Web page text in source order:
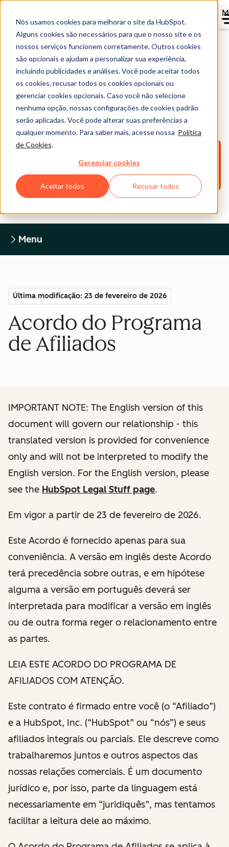
Nós usamos cookies para melhorar o site da HubSpot.
Alguns cookies são necessários para que o nosso site e os
nossos serviços funcionem corretamente. Outros cookies
são opcionais e ajudam a personalizar sua experiência,
incluindo publicidades e análises. Você pode aceitar todos
os cookies, recusar todos os cookies opcionais ou
gerenciar cookies opcionais. Caso você não selecione
nenhuma opção, nossas configurações de cookies padrão
serão aplicadas. Você pode alterar suas preferências a
qualquer momento. Para saber mais, acesse nossa Política
de Cookies.
Gerenciar cookies
Aceitar todos Recusar todos
Central Jurídica
ACORDO DO PROGRAMA DE
AFILIADOS
recursos jurídicos
Menu
Última modificação: 23 de fevereiro de 2026
Acordo do Programa
de Afiliados
IMPORTANT NOTE: The English version of this
document will govern our relationship - this
translated version is provided for convenience
only and will not be interpreted to modify the
English version. For the English version, please
see the HubSpot Legal Stuff page.
Em vigor a partir de 23 de fevereiro de 2026.
Este Acordo é fornecido apenas para sua
conveniência. A versão em inglês deste Acordo
terá precedência sobre outras, e em hipótese
alguma a versão em português deverá ser
interpretada para modificar a versão em inglês
ou de outra forma reger o relacionamento entre
as partes.
LEIA ESTE ACORDO DO PROGRAMA DE
AFILIADOS COM ATENÇÃO.
Este contrato é firmado entre você (o “Afiliado”)
e a HubSpot, Inc. (“HubSpot” ou “nós”) e seus
afiliados integrais ou parciais. Ele descreve como
trabalharemos juntos e outros aspectos das
nossas relações comerciais. É um documento
jurídico e, por isso, parte da linguagem está
necessariamente em “juridiquês”, mas tentamos
facilitar a leitura dele ao máximo.